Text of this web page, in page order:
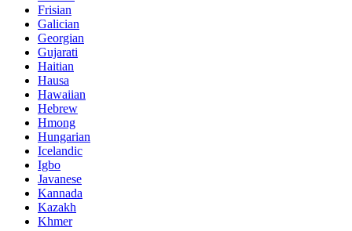
Frisian
Galician
Georgian
Gujarati
Haitian
Hausa
Hawaiian
Hebrew
Hmong
Hungarian
Icelandic
Igbo
Javanese
Kannada
Kazakh
Khmer